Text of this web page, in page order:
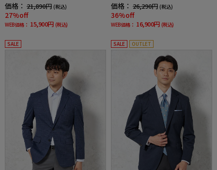
価格： 21,890円 (税込)
27%off
WEB価格： 15,900円 (税込)
価格： 26,290円 (税込)
36%off
WEB価格： 16,900円 (税込)
SALE SALE OUTLET